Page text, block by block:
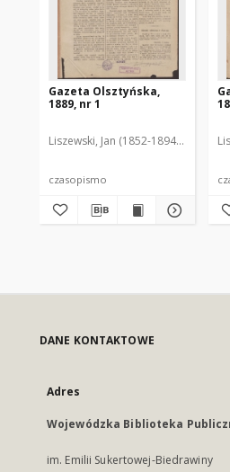
Gazeta Olsztyńska,
1889, nr 1
Liszewski, Jan (1852-1894). Red.
czasopismo
DANE KONTAKTOWE
Adres
Wojewódzka Biblioteka
im. Emilii Sukertowej-Biedrawiny